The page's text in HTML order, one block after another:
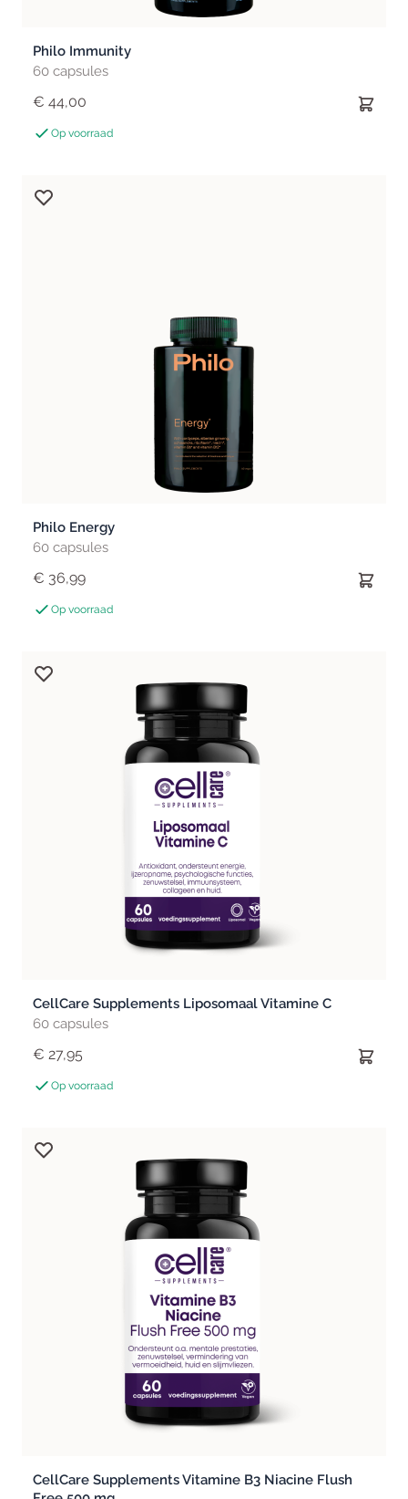
Philo Immunity
60 capsules
€ 44,00
Op voorraad
Philo Energy
60 capsules
€ 36,99
Op voorraad
CellCare Supplements Liposomaal Vitamine C
60 capsules
€ 27,95
Op voorraad
CellCare Supplements Vitamine B3 Niacine Flush